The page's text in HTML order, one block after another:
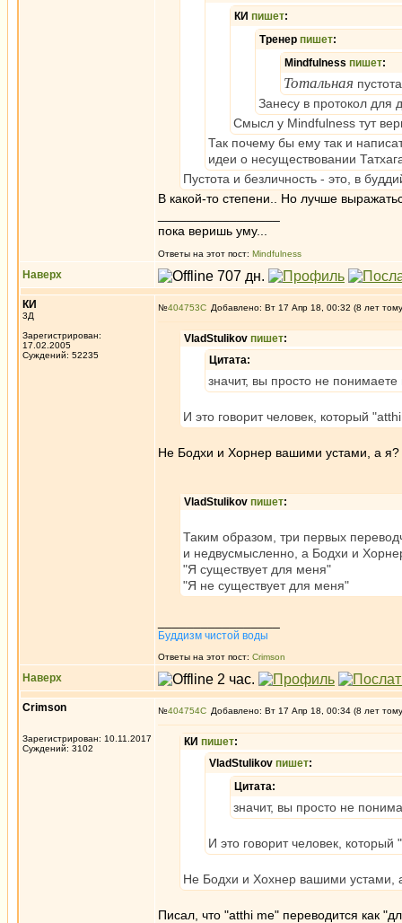
КИ пишет:
Тренер пишет:
Mindfulness пишет:
Тотальная
Занесу в протокол для
Смысл у Mindfulness тут
Так почему бы ему так и
идеи о несуществовании
Пустота и безличность - это, в
В какой-то степени.. Но лучше
пока веришь уму...
Ответы на этот пост: Mindfulness
Наверх
КИ
3Д
Зарегистрирован:
17.02.2005
Суждений: 52235
№404753 Добавлено: Вт 17 Апр 18, 00:32 (8 лет
VladStulikov пишет:
Цитата:
значит, вы просто не
И это говорит человек, который
Не Бодхи и Хорнер вашими устами, а я?
VladStulikov пишет:
Таким образом, три первых
и недвусмысленно, а Бодхи и
"Я существует для меня"
"Я не существует для меня"
Буддизм чистой воды
Ответы на этот пост: Crimson
Наверх
Crimson
Зарегистрирован: 10.11.2017
Суждений: 3102
№404754 Добавлено: Вт 17 Апр 18, 00:34 (8 лет
КИ пишет:
VladStulikov пишет:
Цитата:
значит, вы просто не
И это говорит человек,
Не Бодхи и Хохнер вашими устами,
Писал, что "atthi me" переводится как